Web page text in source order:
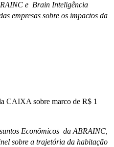
e Brain Inteligência
empresas sobre os impactos da
CAIXA sobre marco de R$ 1
Econômicos da ABRAINC,
sobre a trajetória da habitação